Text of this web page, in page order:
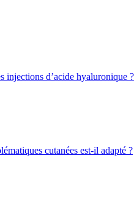
injections d’acide hyaluronique ?
cutanées est-il adapté ?